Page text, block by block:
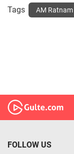
Tags AM Ratnam
FOLLOW US